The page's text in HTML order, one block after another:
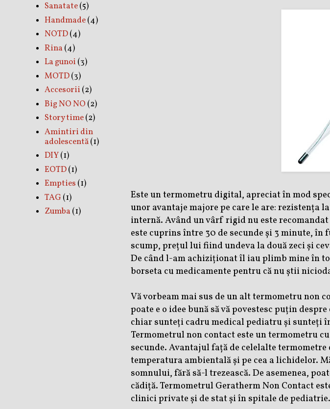
Este un termometru digital, apreciat în mod
unor avantaje majore pe care le are: rezistența
internă. Având un vârf rigid nu este
este cuprins între 30 de secunde și 3 minute, în
scump, prețul lui fiind undeva la două zeci și
De când l-am achiziționat îl iau plimb mine în
borseta cu medicamente pentru că nu știi
Vă vorbeam mai sus de un alt termometru non
poate e o idee bună să vă povestesc puțin
chiar sunteți cadru medical pediatru și sunteți
Termometrul non contact este un termometru
secunde. Avantajul față de celelalte
temperatura ambientală și pe cea a lichidelor.
somnului, fără să-l trezească. De asemenea,
cădiță. Termometrul Geratherm Non Contact
clinici private și de stat și în spitale de pediatrie.
Sanatate(5)
Handmade(4)
NOTD(4)
Rina (4)
La gunoi (3)
MOTD(3)
Accesorii (2)
Big NO NO (2)
Story time(2)
Amintiri din
adolescentă(1)
DIY(1)
EOTD(1)
Empties (1)
TAG (1)
Zumba (1)